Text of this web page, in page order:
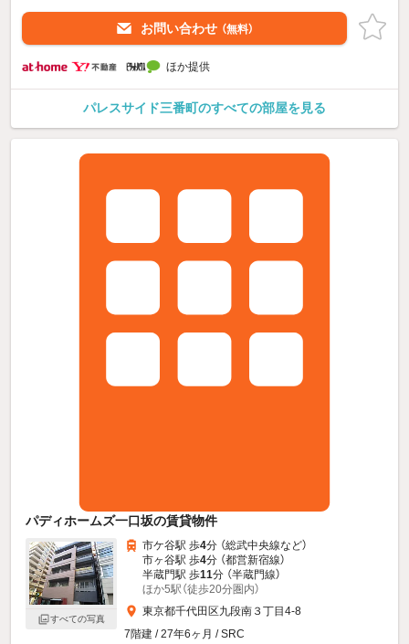
お問い合わせ （無料）
ほか提供
パレスサイド三番町のすべての部屋を見る
パディホームズ一口坂の賃貸物件
すべての写真
市ケ谷駅 歩4分 （総武中央線など）
市ヶ谷駅 歩4分 （都営新宿線）
半蔵門駅 歩11分 （半蔵門線）
ほか5駅（徒歩20分圏内）
東京都千代田区九段南３丁目4-8
7階建 / 27年6ヶ月 / SRC